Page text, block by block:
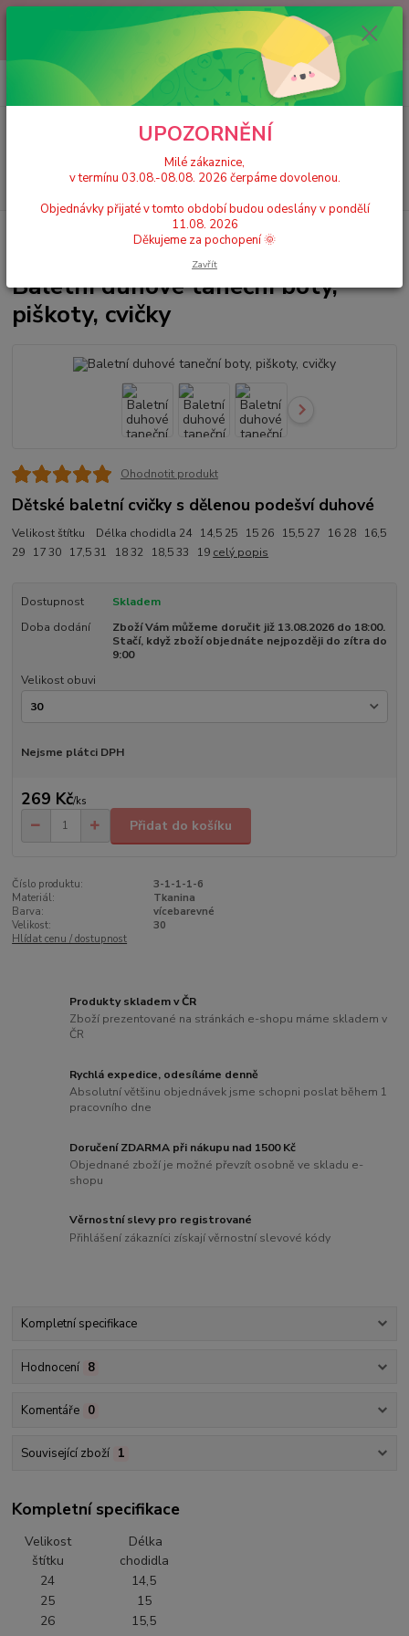
Milé zákaznice, v termínu 03.08.-08.08. 2026 čerpáme dovolenou.
Objednávky přijaté v tomto období budou odeslány v pondělí 11.08.
2026 Děkujeme za pochopení 🌞
CZK
Hledat
+420 777 224 390
(Po-Pá, 9-17 hod.)
0 Kč
Dětské taneční cvičky a piškoty
Baletní duhové taneční boty,
Baletní duhové taneční boty,
piškoty, cvičky
Ohodnotit produkt
Dětské baletní cvičky s dělenou podešví duhové
Velikost štítku Délka chodidla 24 14,5 25 15 26 15,5 27 16 28 16,5
29 17 30 17,5 31 18 32 18,5 33 19 celý popis
Dostupnost
Skladem
Doba dodání
Zboží Vám můžeme doručit již 13.08.2026 do 18:00.
Stačí, když zboží objednáte nejpozději do zítra do
9:00
Velikost obuvi
Nejsme plátci DPH
269 Kč/ks
Přidat do košíku
Číslo produktu:
3-1-1-1-6
Materiál:
Tkanina
Barva:
vícebarevné
Velikost:
30
Hlídat cenu / dostupnost
Produkty skladem v ČR
Zboží prezentované na stránkách e-shopu máme skladem v
ČR
Rychlá expedice, odesíláme denně
Absolutní většinu objednávek jsme schopni poslat během 1
pracovního dne
Doručení ZDARMA při nákupu nad 1500 Kč
Objednané zboží je možné převzít osobně ve skladu e-
shopu
Věrnostní slevy pro registrované
Přihlášení zákazníci získají věrnostní slevové kódy
Kompletní specifikace
Hodnocení 8
Komentáře 0
Související zboží 1
Kompletní specifikace
Velikost
štítku
Délka
chodidla
24
14,5
25
15
26
15,5
UPOZORNĚNÍ
Milé zákaznice,
v termínu 03.08.-08.08. 2026 čerpáme dovolenou.
Objednávky přijaté v tomto období budou odeslány v pondělí
11.08. 2026
Děkujeme za pochopení 🌞
Zavřít